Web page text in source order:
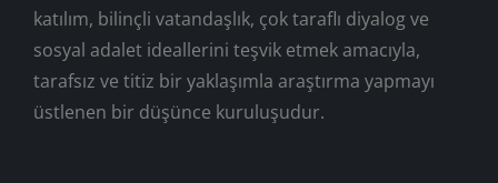
katılım, bilinçli vatandaşlık, çok taraflı diyalog ve
sosyal adalet ideallerini teşvik etmek amacıyla,
tarafsız ve titiz bir yaklaşımla araştırma yapmayı
üstlenen bir düşünce kuruluşudur.